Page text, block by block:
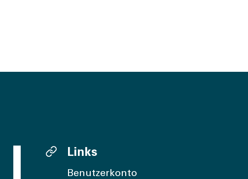
Links
Benutzerkonto